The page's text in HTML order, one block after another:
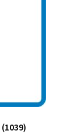
(1039)